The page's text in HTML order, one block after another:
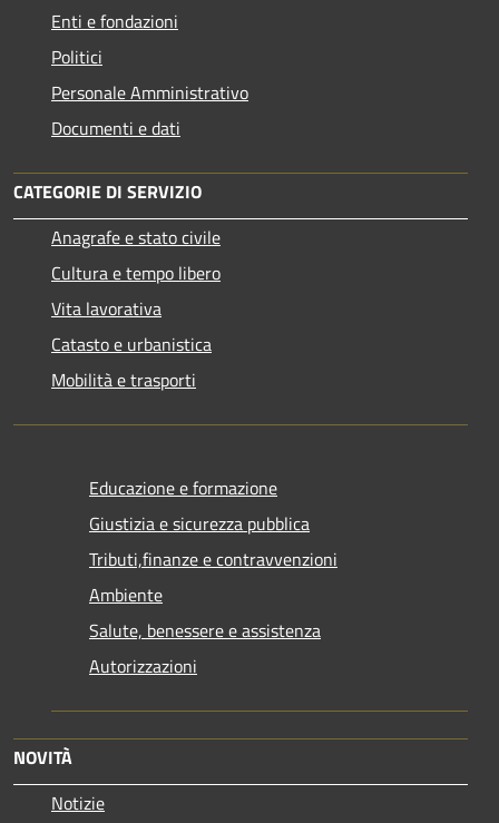
Enti e fondazioni
Politici
Personale Amministrativo
Documenti e dati
CATEGORIE DI SERVIZIO
Anagrafe e stato civile
Cultura e tempo libero
Vita lavorativa
Catasto e urbanistica
Mobilità e trasporti
Educazione e formazione
Giustizia e sicurezza pubblica
Tributi,finanze e contravvenzioni
Ambiente
Salute, benessere e assistenza
Autorizzazioni
NOVITÀ
Notizie